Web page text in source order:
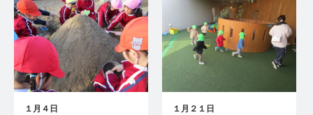
１月４日 １月２１日